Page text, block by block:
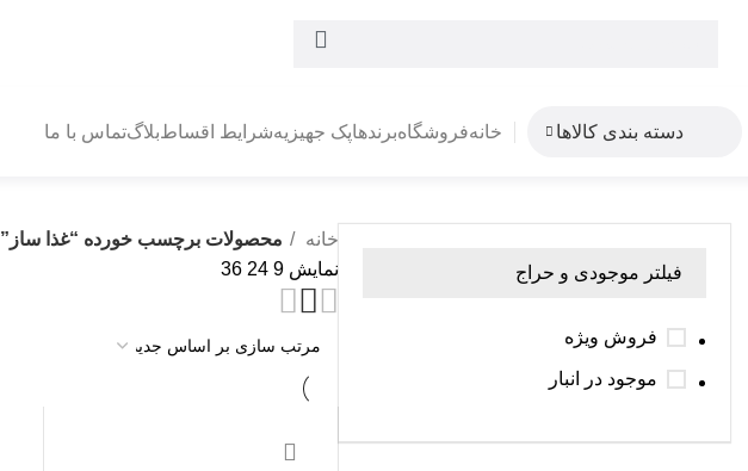
دسته بندی کالاها خانهفروشگاهبرندهاپک جهیزیهشرایط اقساطبلاگتماس با ما
فیلتر موجودی و حراج
فروش ویژه
موجود در انبار
خانه
محصولات برچسب خورده “غذا ساز”
نمایش9
24
36
-2%